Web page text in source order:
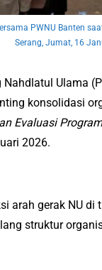
PWNU Banten
Serang, Jumat, 16
Nahdlatul Ulama
konsolidasi
Evaluasi
2026.
arah gerak NU
struktur